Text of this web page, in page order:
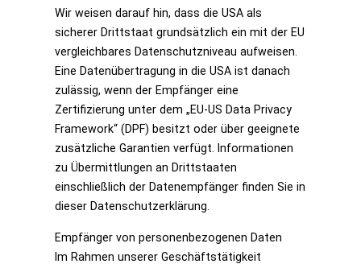
Wir weisen darauf hin, dass die USA als
sicherer Drittstaat grundsätzlich ein mit der EU
vergleichbares Datenschutzniveau aufweisen.
Eine Datenübertragung in die USA ist danach
zulässig, wenn der Empfänger eine
Zertifizierung unter dem „EU-US Data Privacy
Framework“ (DPF) besitzt oder über geeignete
zusätzliche Garantien verfügt. Informationen
zu Übermittlungen an Drittstaaten
einschließlich der Datenempfänger finden Sie in
dieser Datenschutzerklärung.
Empfänger von personenbezogenen Daten
Im Rahmen unserer Geschäftstätigkeit